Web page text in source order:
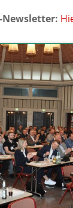
Newsletter: